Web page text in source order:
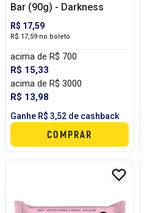
Bar (90g) - Darkness
R$ 17,59
R$ 17,59 no boleto
acima de R$ 700
R$ 15,33
acima de R$ 3000
R$ 13,98
Ganhe R$ 3,52 de cashback
COMPRAR